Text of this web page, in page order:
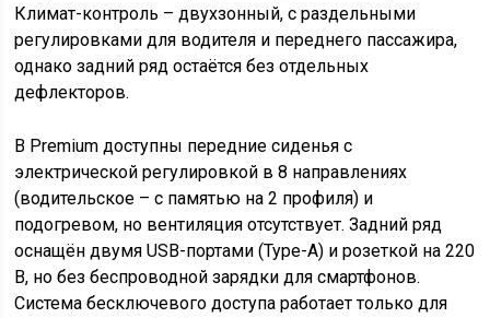
Климат-контроль – двухзонный, с раздельными
регулировками для водителя и переднего пассажира,
однако задний ряд остаётся без отдельных
дефлекторов.
В Premium доступны передние сиденья с
электрической регулировкой в 8 направлениях
(водительское – с памятью на 2 профиля) и
подогревом, но вентиляция отсутствует. Задний ряд
оснащён двумя USB-портами (Type-A) и розеткой на 220
В, но без беспроводной зарядки для смартфонов.
Система бесключевого доступа работает только для